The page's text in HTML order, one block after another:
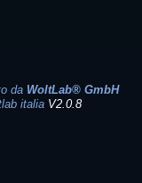
da WoltLab® GmbH
italiaV2.0.8